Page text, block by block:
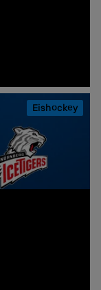
Eishockey